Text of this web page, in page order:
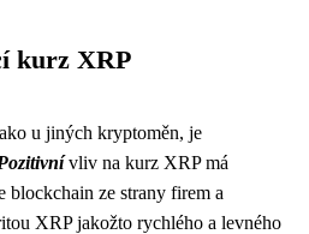
kurz XRP
u jiných kryptoměn, je
vliv na kurz XRP má
blockchain ze strany firem a
XRP jakožto rychlého a levného